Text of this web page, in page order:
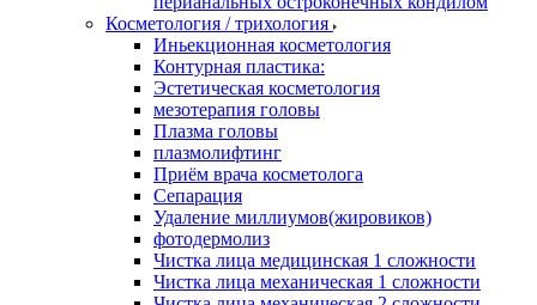
Косметология / трихология
Иньекционная косметология
Контурная пластика:
Эстетическая косметология
мезотерапия головы
Плазма головы
плазмолифтинг
Приём врача косметолога
Сепарация
Удаление миллиумов(жировиков)
фотодермолиз
Чистка лица медицинская 1 сложности
Чистка лица механическая 1 сложности